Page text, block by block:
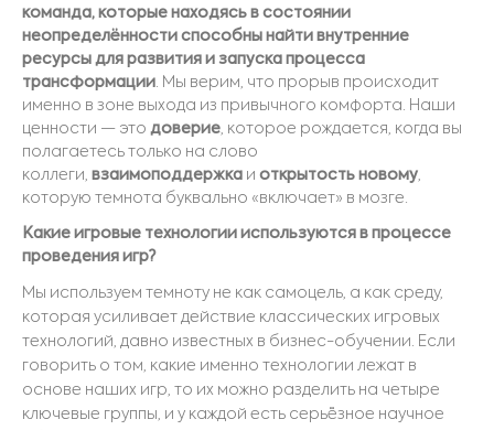
команда, которые находясь в состоянии
неопределённости способны найти внутренние
ресурсы для развития и запуска процесса
трансформации. Мы верим, что прорыв происходит
именно в зоне выхода из привычного комфорта. Наши
ценности — это доверие, которое рождается, когда вы
полагаетесь только на слово
коллеги, взаимоподдержка и открытость новому,
которую темнота буквально «включает» в мозге.
Какие игровые технологии используются в процессе
проведения игр?
Мы используем темноту не как самоцель, а как среду,
которая усиливает действие классических игровых
технологий, давно известных в бизнес-обучении. Если
говорить о том, какие именно технологии лежат в
основе наших игр, то их можно разделить на четыре
ключевые группы, и у каждой есть серьёзное научное